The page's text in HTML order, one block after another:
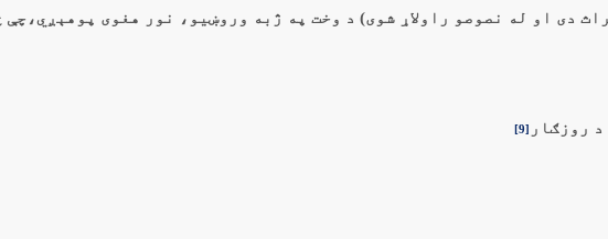
دى او له نصوصو راولاړ شوى) د وخت په ژبه وروښيو، نور هغوى پوهېږي،چې
روزګار [9]